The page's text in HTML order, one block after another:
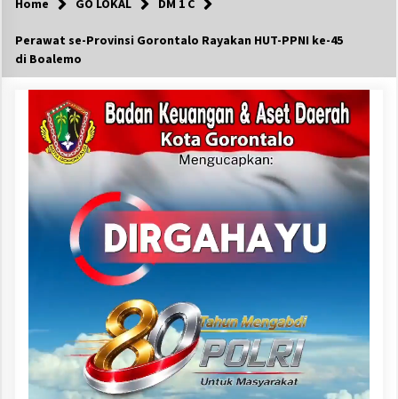
Home GO LOKAL DM 1 C
Perawat se-Provinsi Gorontalo Rayakan HUT-PPNI ke-45
di Boalemo